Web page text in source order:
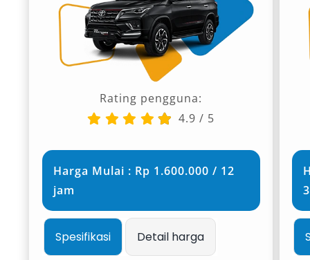
Rating pengguna:
4.9 / 5
Harga Mulai : Rp 1.600.000 / 12
jam
Spesifikasi Detail harga